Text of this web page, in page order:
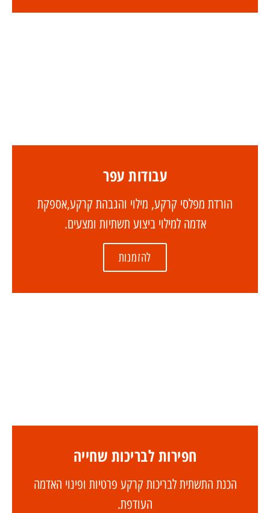
עבודות עפר
הורדת מפלסי קרקע, מילוי והגבהת קרקע,אספקת
אדמה למילוי ביצוע תשתיות ומצעים.
להזמנות
חפירות לבריכות שחייה
הכנת התשתית לבריכות קרקע פרטיות ופינוי האדמה
העודפת.